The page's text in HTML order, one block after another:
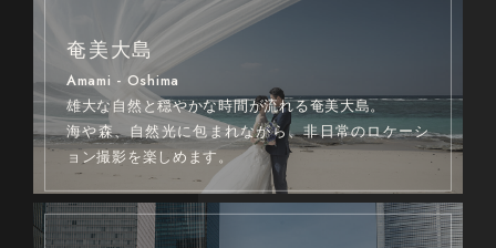
奄美大島
Amami - Oshima
雄大な自然と穏やかな時間が流れる奄美大島。
海や森、自然光に包まれながら、非日常のロケーシ
ョン撮影を楽しめます。